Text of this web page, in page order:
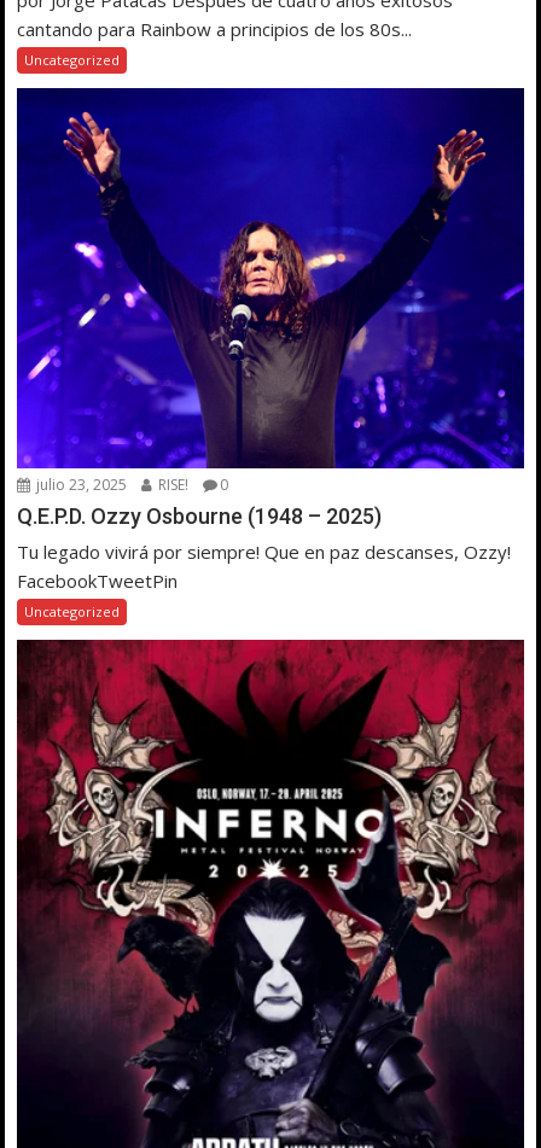
cantando para Rainbow a principios de los 80s...
Uncategorized
julio 23, 2025 RISE! 0
Q.E.P.D. Ozzy Osbourne (1948 – 2025)
Tu legado vivirá por siempre! Que en paz descanses, Ozzy!
FacebookTweetPin
Uncategorized